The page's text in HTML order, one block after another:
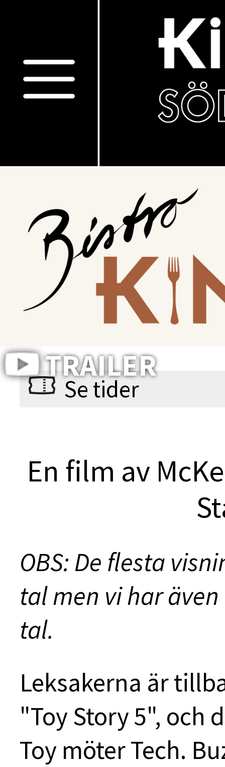
TOY
TRAILER
Se tider
En film av
OBS: De flesta
tal men vi har
tal.
Leksakerna är
"Toy Story 5", och
Toy möter Tech.